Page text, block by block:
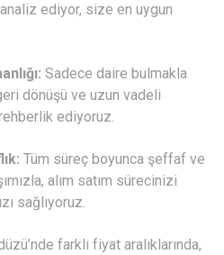
ediyor, size en uygun
Sadece daire bulmakla
geri dönüşü ve uzun vadeli
ediyoruz.
Tüm süreç boyunca şeffaf ve
alım satım sürecinizi
sağlıyoruz.
farklı fiyat aralıklarında,